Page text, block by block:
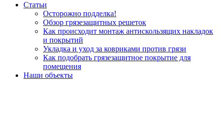
Статьи
Осторожно подделка!
Обзор грязезащитных решеток
Как происходит монтаж антискользящих накладок
и покрытий
Укладка и уход за ковриками против грязи
Как подобрать грязезащитное покрытие для
помещения
Наши объекты